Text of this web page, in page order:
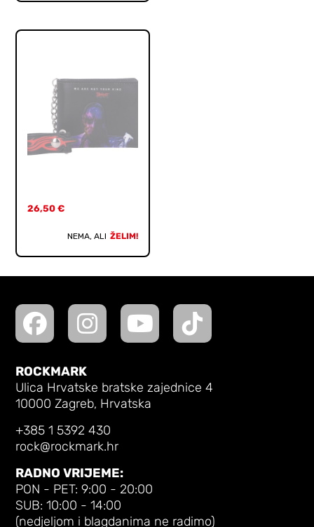
26,50€
NEMA, ALI ŽELIM!
ROCKMARK
Ulica Hrvatske bratske zajednice 4
10000 Zagreb, Hrvatska
+385 1 5392 430
rock@rockmark.hr
RADNO VRIJEME:
PON - PET: 9:00 - 20:00
SUB: 10:00 - 14:00
(nedjeljom i blagdanima ne radimo)